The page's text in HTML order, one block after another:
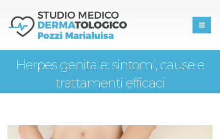
Herpes genitale: sintomi, cause e
trattamenti efficaci